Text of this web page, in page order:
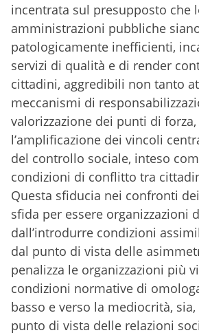
incentrata sul presupposto che
amministrazioni pubbliche
patologicamente inefficienti,
servizi di qualità e di render
cittadini, aggredibili non tanto
meccanismi di
valorizzazione dei punti di
l’amplificazione dei vincoli
del controllo sociale, inteso
condizioni di conflitto tra
Questa sfiducia nei confronti
sfida per essere organizzazioni
dall’introdurre condizioni
dal punto di vista delle
penalizza le organizzazioni più
condizioni normative di
basso e verso la mediocrità,
punto di vista delle relazioni